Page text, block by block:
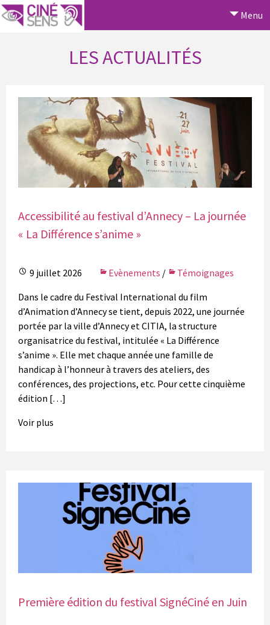
Menu
LES ACTUALITÉS
Accessibilité au festival d’Annecy – La journée
« La Différence s’anime »
9 juillet 2026 Evènements /
Témoignages
Dans le cadre du Festival International du film
d’Animation d’Annecy se tient, depuis 2022, une journée
portée par la ville d’Annecy et CITIA, la structure
organisatrice du festival, intitulée « La Différence
s’anime ». Elle met chaque année une famille de
handicap à l’honneur à travers des ateliers, des
conférences, des projections, etc. Pour cette cinquième
édition […]
Voir plus
Première édition du festival SignéCiné en Juin